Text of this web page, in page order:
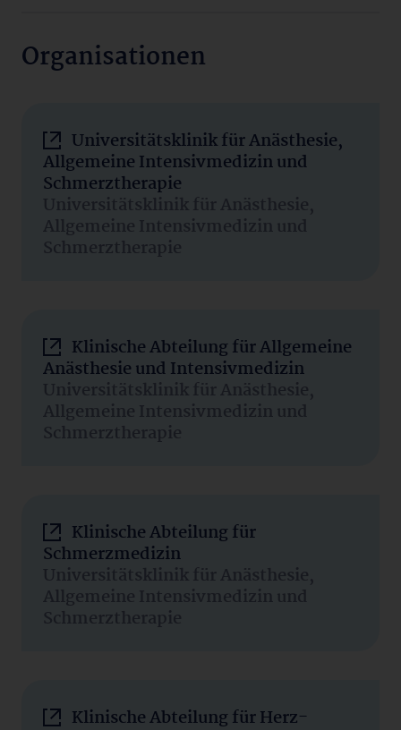
Organisationen
Universitätsklinik für Anästhesie,
Allgemeine Intensivmedizin und
Schmerztherapie
Universitätsklinik für Anästhesie,
Allgemeine Intensivmedizin und
Schmerztherapie
Klinische Abteilung für Allgemeine
Anästhesie und Intensivmedizin
Universitätsklinik für Anästhesie,
Allgemeine Intensivmedizin und
Schmerztherapie
Klinische Abteilung für
Schmerzmedizin
Universitätsklinik für Anästhesie,
Allgemeine Intensivmedizin und
Schmerztherapie
Klinische Abteilung für Herz-